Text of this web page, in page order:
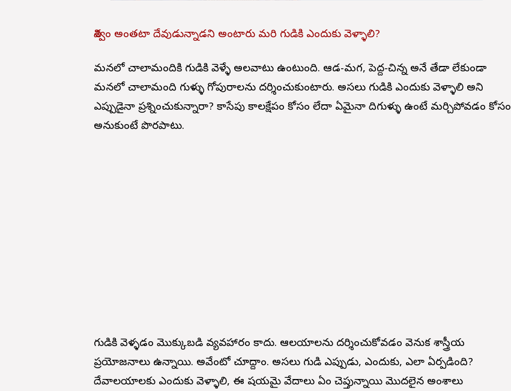
విశ్వం అంతటా దేవుడున్నాడని అంటారు మరి గుడికి ఎందుకు వెళ్ళాలి?
మనలో చాలామందికి గుడికి వెళ్ళే అలవాటు ఉంటుంది. ఆడ-మగ, పెద్ద-చిన్న అనే తేడా లేకుండా
మనలో చాలామంది గుళ్ళు గోపురాలను దర్శించుకుంటారు. అసలు గుడికి ఎందుకు వెళ్ళాలి అని
ఎప్పుడైనా ప్రశ్నించుకున్నారా? కాసేపు కాలక్షేపం కోసం లేదా ఏమైనా దిగుళ్ళు ఉంటే మర్చిపోవడం కోసం
అనుకుంటే పొరపాటు.
గుడికి వెళ్ళడం మొక్కుబడి వ్యవహారం కాదు. ఆలయాలను దర్శించుకోవడం వెనుక శాస్త్రీయ
ప్రయోజనాలు ఉన్నాయి. అవేంటో చూద్దాం. అసలు గుడి ఎప్పుడు, ఎందుకు, ఎలా ఏర్పడింది?
దేవాలయాలకు ఎందుకు వెళ్ళాలి, ఈ విషయమై వేదాలు ఏం చెప్తున్నాయి మొదలైన అంశాలు